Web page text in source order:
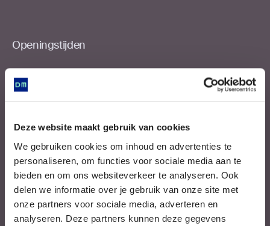
Deze website maakt gebruik van cookies
We gebruiken cookies om inhoud en advertenties te
personaliseren, om functies voor sociale media aan te
bieden en om ons websiteverkeer te analyseren. Ook
delen we informatie over je gebruik van onze site met
onze partners voor sociale media, adverteren en
analyseren. Deze partners kunnen deze gegevens
Openingstijden
Het museum is morgen open van 10.00 uur tot
17.00 uur.
Praktische links
Agenda
Route en parkeren
Nieuwsbrief
Contact